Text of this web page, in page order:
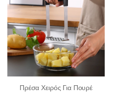
Πρέσα Χειρός Για Πουρέ